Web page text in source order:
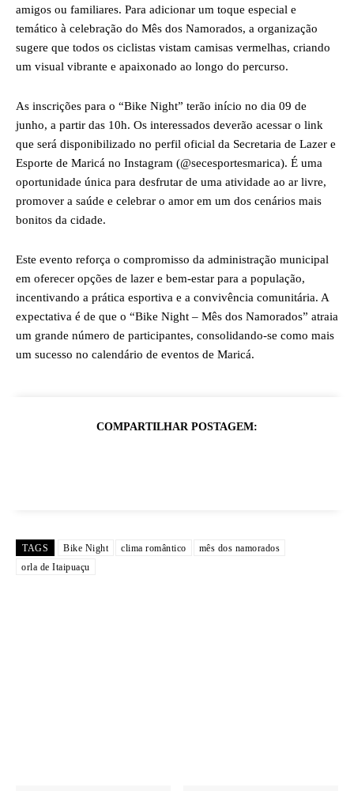
amigos ou familiares. Para adicionar um toque especial e
temático à celebração do Mês dos Namorados, a organização
sugere que todos os ciclistas vistam camisas vermelhas, criando
um visual vibrante e apaixonado ao longo do percurso.
As inscrições para o “Bike Night” terão início no dia 09 de
junho, a partir das 10h. Os interessados deverão acessar o link
que será disponibilizado no perfil oficial da Secretaria de Lazer e
Esporte de Maricá no Instagram (@secesportesmarica). É uma
oportunidade única para desfrutar de uma atividade ao ar livre,
promover a saúde e celebrar o amor em um dos cenários mais
bonitos da cidade.
Este evento reforça o compromisso da administração municipal
em oferecer opções de lazer e bem-estar para a população,
incentivando a prática esportiva e a convivência comunitária. A
expectativa é de que o “Bike Night – Mês dos Namorados” atraia
um grande número de participantes, consolidando-se como mais
um sucesso no calendário de eventos de Maricá.
COMPARTILHAR POSTAGEM:
TAGS Bike Night clima romântico
mês dos namorados
orla de Itaipuaçu